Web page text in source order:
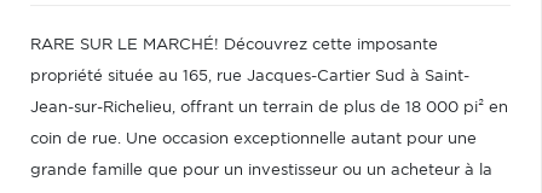
RARE SUR LE MARCHÉ! Découvrez cette imposante
propriété située au 165, rue Jacques-Cartier Sud à Saint-
Jean-sur-Richelieu, offrant un terrain de plus de 18 000 pi² en
coin de rue. Une occasion exceptionnelle autant pour une
grande famille que pour un investisseur ou un acheteur à la